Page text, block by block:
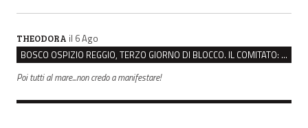
THEODORA il 6 Ago
BOSCO OSPIZIO REGGIO, TERZO GIORNO DI BLOCCO. IL COMITATO: “PRESIDIO FINO A VENERDÌ”
Poi tutti al mare...non credo a manifestare!